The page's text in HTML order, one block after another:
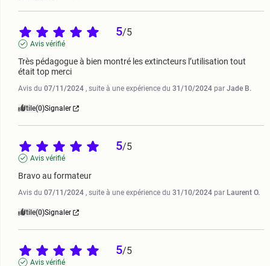
5/5
Avis vérifié
Très pédagogue à bien montré les extincteurs l’utilisation tout
était top merci
Avis du 07/11/2024 , suite à une expérience du 31/10/2024 par Jade B.
Utile(0)Signaler
5/5
Avis vérifié
Bravo au formateur
Avis du 07/11/2024 , suite à une expérience du 31/10/2024 par Laurent O.
Utile(0)Signaler
5/5
Avis vérifié